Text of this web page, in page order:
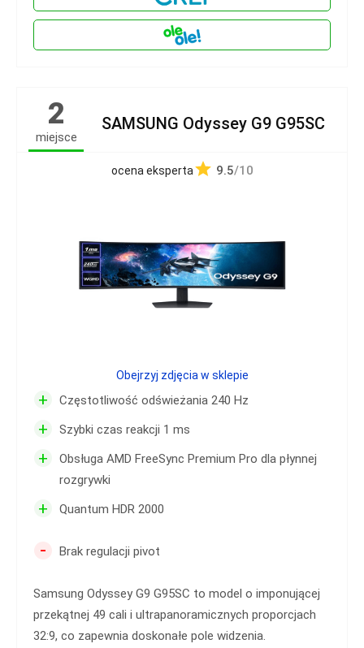
2
miejsce
SAMSUNG Odyssey G9 G95SC
ocena eksperta 9.5/10
+ Częstotliwość odświeżania 240 Hz
+ Szybki czas reakcji 1 ms
+
Obsługa AMD FreeSync Premium Pro dla płynnej
rozgrywki
+ Quantum HDR 2000
- Brak regulacji pivot
Samsung Odyssey G9 G95SC to model o imponującej
przekątnej 49 cali i ultrapanoramicznych proporcjach
32:9, co zapewnia doskonałe pole widzenia.
Obejrzyj zdjęcia w sklepie